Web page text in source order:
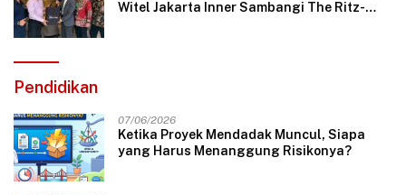
Witel Jakarta Inner Sambangi The Ritz-
Pendidikan
07/06/2026
Ketika Proyek Mendadak Muncul, Siapa
yang Harus Menanggung Risikonya?